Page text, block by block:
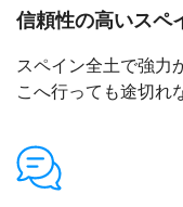
信頼性の高いスペ
スペイン全土で強力
こへ行っても途切れ